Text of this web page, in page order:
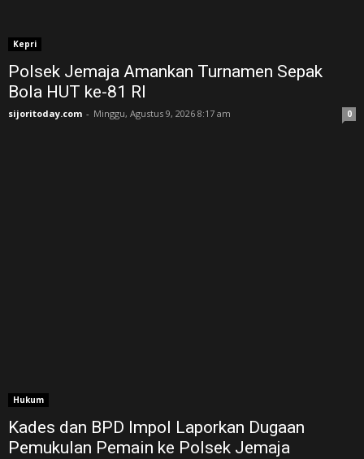
Kepri
Polsek Jemaja Amankan Turnamen Sepak
Bola HUT ke-81 RI ‎
sijoritoday.com - Minggu, Agustus 9, 2026 8:17 am 0
Hukum
Kades dan BPD Impol Laporkan Dugaan
Pemukulan Pemain ke Polsek Jemaja